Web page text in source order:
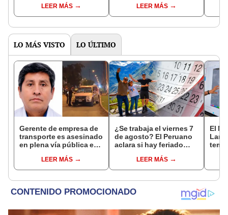
huaico en Ayacucho
LEER MÁS LEER MÁS
LO MÁS VISTO LO ÚLTIMO
Gerente de empresa de
transporte es asesinado
en plena vía pública en
sobrevivió al ataque
LEER MÁS
¿Se trabaja el viernes 7
de agosto? El Peruano
aclara si hay feriado
del 6 de agosto
LEER MÁS
El
palta